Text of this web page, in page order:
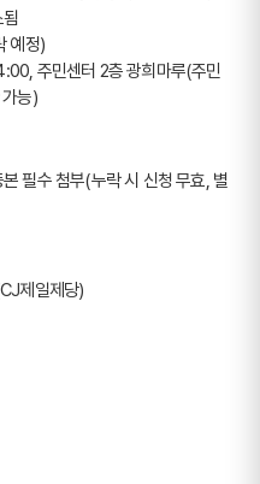
예정)
능)
필수 첨부(누락 시 신청 무효, 별
제일제당)